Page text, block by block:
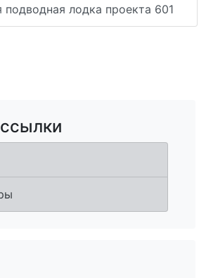
подводная лодка проекта 601